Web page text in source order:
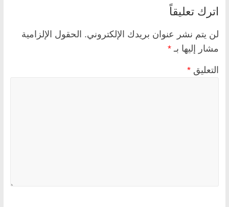
اترك تعليقاً
لن يتم نشر عنوان بريدك الإلكتروني. الحقول الإلزامية
مشار إليها بـ *
التعليق *